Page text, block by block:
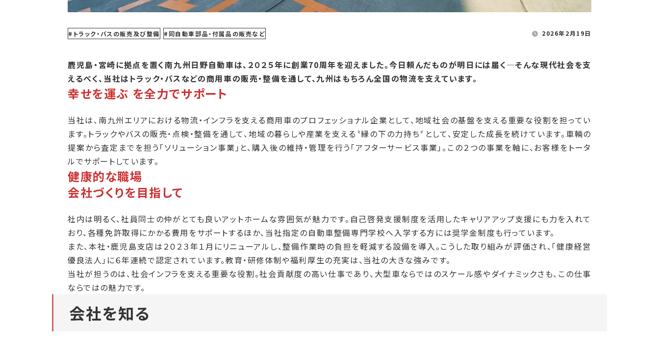
トラック・バスの販売及び整備 同自動車部品・付属品の販売など 2026年2月19日
鹿児島・宮崎に拠点を置く南九州日野自動車は、２０２５年に創業70周年を迎えました。今日頼んだものが明日には届く―そんな現代社会を支
えるべく、当社はトラック・バスなどの商用車の販売・整備を通して、九州はもちろん全国の物流を支えています。
幸せを運ぶ を全力でサポート
当社は、南九州エリアにおける物流・インフラを支える商用車のプロフェッショナル企業として、地域社会の基盤を支える重要な役割を担ってい
ます。トラックやバスの販売・点検・整備を通して、地域の暮らしや産業を支える〝縁の下の力持ち〞として、安定した成長を続けています。車輌の
提案から査定までを担う「ソリューション事業」と、購入後の維持・管理を行う「アフターサービス事業」。この２つの事業を軸に、お客様をトータ
ルでサポートしています。
健康的な職場
会社づくりを目指して
社内は明るく、社員同士の仲がとても良いアットホームな雰囲気が魅力です。自己啓発支援制度を活用したキャリアアップ支援にも力を入れて
おり、各種免許取得にかかる費用をサポートするほか、当社指定の自動車整備専門学校へ入学する方には奨学金制度も行っています。
また、本社・鹿児島支店は２０２３年１月にリニューアルし、整備作業時の負担を軽減する設備を導入。こうした取り組みが評価され、「健康経営
優良法人」に６年連続で認定されています。教育・研修体制や福利厚生の充実は、当社の大きな強みです。
当社が担うのは、社会インフラを支える重要な役割。社会貢献度の高い仕事であり、大型車ならではのスケール感やダイナミックさも、この仕事
ならではの魅力です。
会社を知る